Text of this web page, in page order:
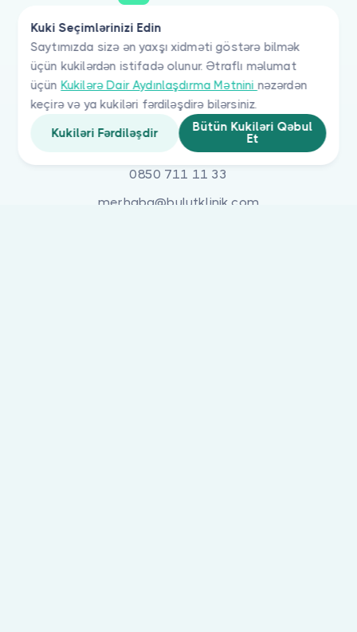
Kuki Seçimlərinizi Edin
Saytımızda sizə ən yaxşı xidməti göstərə bilmək
üçün kukilərdən istifadə olunur. Ətraflı məlumat
üçünKukilərə Dair Aydınlaşdırma Mətnini nəzərdən
keçirə və ya kukiləri fərdiləşdirə bilərsiniz.
Kukiləri Fərdiləşdir
Bütün Kukiləri Qəbul
Et
Minlərlə həkim və milyonlarla xəstənin
seçimi#bulutklinik
Bulut Klinik Teknoloji A.Ş.
Cevizli Mh. Tansel Cd. No:12 Kat:8 D:60,
Bulut Plaza Maltepe / İstanbul
0850 711 11 33
merhaba@bulutklinik.com